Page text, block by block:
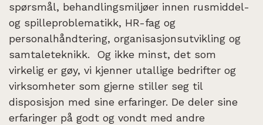
spørsmål, behandlingsmiljøer innen rusmiddel-
og spilleproblematikk, HR-fag og
personalhåndtering, organisasjonsutvikling og
samtaleteknikk. Og ikke minst, det som
virkelig er gøy, vi kjenner utallige bedrifter og
virksomheter som gjerne stiller seg til
disposisjon med sine erfaringer. De deler sine
erfaringer på godt og vondt med andre